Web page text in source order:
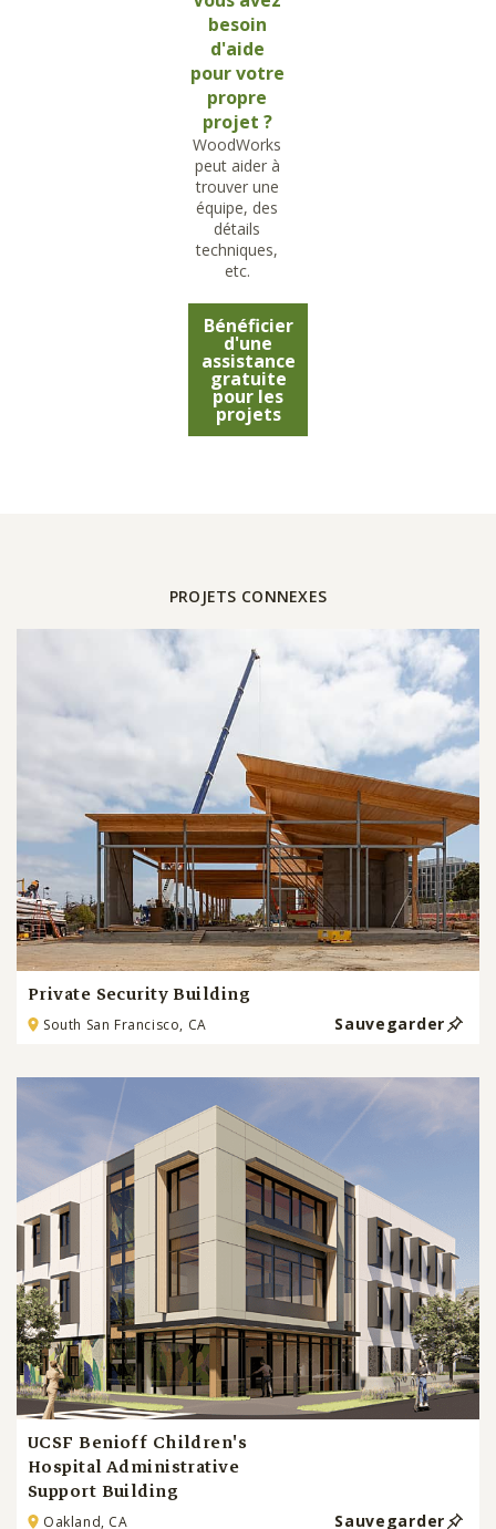
besoin
d'aide
pour votre
propre
projet ?
WoodWorks
peut aider à
trouver une
équipe, des
détails
techniques,
etc.
Bénéficier
d'une
assistance
gratuite
pour les
projets
PROJETS CONNEXES
Private Security Building
South San Francisco, CA Sauvegarder
UCSF Benioff Children's
Hospital Administrative
Support Building
Oakland, CA Sauvegarder